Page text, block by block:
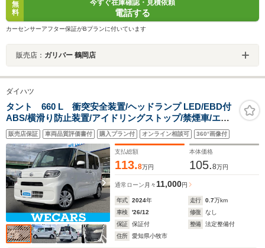
無
料
今すぐ在庫確認・見積依頼
電話する
カーセンサーアフター保証がBプランに付いています
販売店： ガリバー 鶴岡店
ダイハツ
タント 660 L 衝突安全装置/ヘッドランプ LED/EBD付
ABS/横滑り防止装置/アイドリングストップ/禁煙車/エア
バッグ 運転席/エアバッグ 助手席/エアバッグ サイド/パワ
ーウインドウ
販売店保証 車両品質評価書付 購入プラン付 オンライン相談可 360°画像付
支払総額
113.8万円
本体価格
105.8万円
通常ローン 月々 11,000円
年式 2024年 走行 0.7万km
車検
'26/12 修復
なし
保証
保証付 整備
法定整備付
住所
愛知県小牧市